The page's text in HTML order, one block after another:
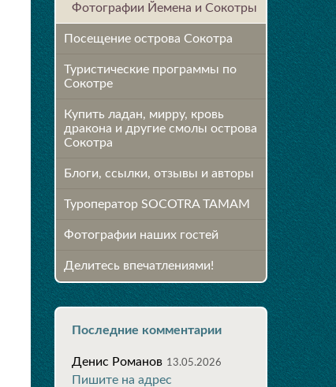
Фотографии Йемена и Сокотры
Посещение острова Cокотра
Туристические программы по
Сокотре
Купить ладан, мирру, кровь
дракона и другие смолы острова
Сокотра
Блоги, ссылки, отзывы и авторы
Туроператор SOCOTRA TAMAM
Фотографии наших гостей
Делитесь впечатлениями!
Последние комментарии
Денис Романов 13.05.2026
Пишите на адрес